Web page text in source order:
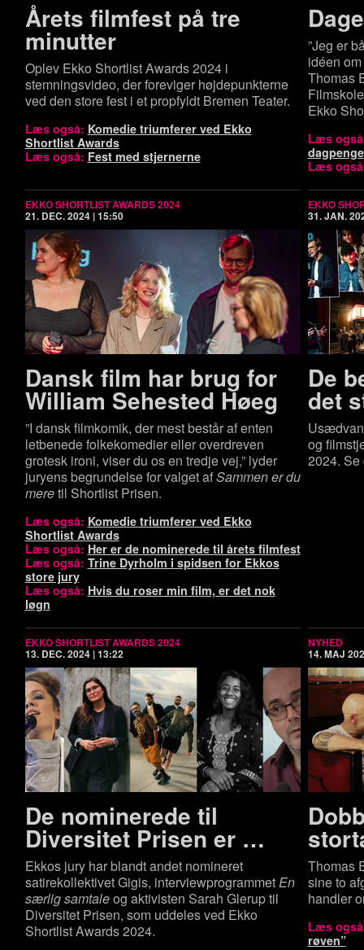
Årets filmfest på tre
minutter
Oplev Ekko Shortlist Awards 2024 i
stemningsvideo, der foreviger højdepunkterne
ved den store fest i et propfyldt Bremen Teater.
Læs også: Komedie triumferer ved Ekko
Shortlist Awards
Læs også: Fest med stjernerne
”Jeg er
idéen
Thomas
Ekko
Læs
dagpenge
Læs
EKKO SHORTLIST AWARDS 2024
21. DEC. 2024 | 15:50
Dansk film har brug for
William Sehested Høeg
”I dansk filmkomik, der mest består af enten
letbenede folkekomedier eller overdreven
grotesk ironi, viser du os en tredje vej,” lyder
juryens begrundelse for valget afSammen er du
meretil Shortlist Prisen.
Læs også: Komedie triumferer ved Ekko
Shortlist Awards
Læs også: Her er de nominerede til årets filmfest
Læs også: Trine Dyrholm i spidsen for Ekkos
store jury
Læs også: Hvis du roser min film, er det nok
løgn
EKKO
31. JAN.
De
det
og
2024. Se
EKKO SHORTLIST AWARDS 2024
13. DEC. 2024 | 13:22
De nominerede til
Diversitet Prisen er …
Ekkos jury har blandt andet nomineret
satirekollektivet Gigis, interviewprogrammetEn
særlig samtaleog aktivisten Sarah Glerup til
Diversitet Prisen, som uddeles ved Ekko
Shortlist Awards 2024.
NYHED
14. MAJ
Thomas
sine to
handler
Læs
røven”